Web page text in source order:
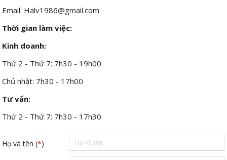
Email: Halv1986@gmail.com
Thời gian làm việc:
Kinh doanh:
Thứ 2 - Thứ 7: 7h30 - 19h00
Chủ nhật: 7h30 - 17h00
Tư vấn:
Thứ 2 - Thứ 7: 7h30 - 17h30
Họ và tên (*)